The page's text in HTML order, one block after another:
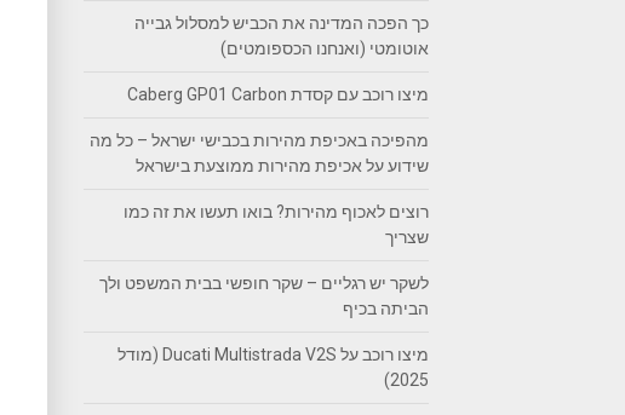
כך הפכה המדינה את הכביש למסלול גבייה
אוטומטי (ואנחנו הכספומטים)
מיצו רוכב עם קסדת Caberg GP01 Carbon
מהפיכה באכיפת מהירות בכבישי ישראל – כל מה
שידוע על אכיפת מהירות ממוצעת בישראל
רוצים לאכוף מהירות? בואו תעשו את זה כמו
שצריך
לשקר יש רגליים – שקר חופשי בבית המשפט ולך
הביתה בכיף
מיצו רוכב על Ducati Multistrada V2S (מודל
2025)